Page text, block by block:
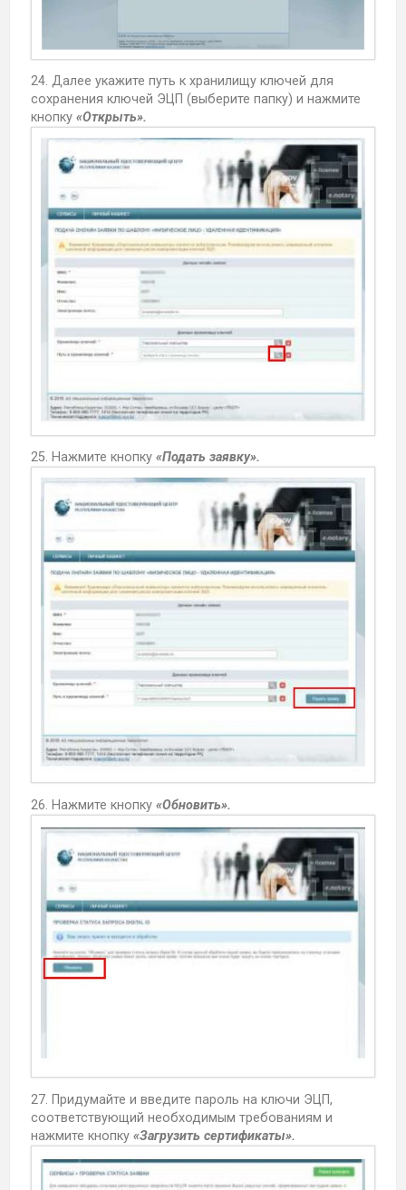
24. Далее укажите путь к хранилищу ключей для
сохранения ключей ЭЦП (выберите папку) и нажмите
кнопку «Открыть».
25. Нажмите кнопку«Подать заявку».
26. Нажмите кнопку «Обновить».
27. Придумайте и введите пароль на ключи ЭЦП,
соответствующий необходимым требованиям и
нажмите кнопку «Загрузить сертификаты».